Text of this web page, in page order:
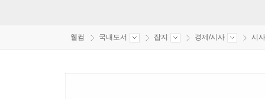
웰컴 국내도서 잡지 경제/시사 시